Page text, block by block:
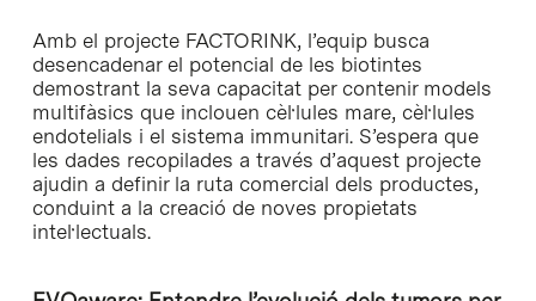
Amb el projecte FACTORINK, l’equip busca
desencadenar el potencial de les biotintes
demostrant la seva capacitat per contenir models
multifàsics que inclouen cèl·lules mare, cèl·lules
endotelials i el sistema immunitari. S’espera que
les dades recopilades a través d’aquest projecte
ajudin a definir la ruta comercial dels productes,
conduint a la creació de noves propietats
intel·lectuals.